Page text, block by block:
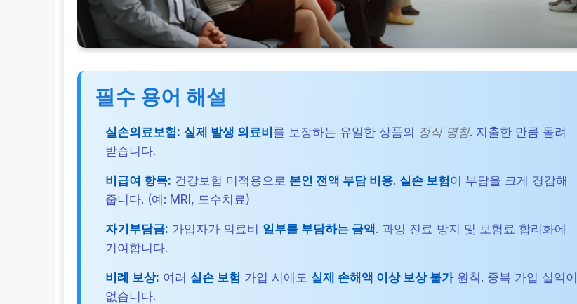
필수 용어 해설
실손의료보험: 실제 발생 의료비를 보장하는 유일한 상품의 정식 명칭. 지출한 만큼 돌려
받습니다.
비급여 항목: 건강보험 미적용으로 본인 전액 부담 비용. 실손 보험이 부담을 크게 경감해
줍니다. (예: MRI, 도수치료)
자기부담금: 가입자가 의료비 일부를 부담하는 금액. 과잉 진료 방지 및 보험료 합리화에
기여합니다.
비례 보상: 여러 실손 보험 가입 시에도 실제 손해액 이상 보상 불가원칙. 중복 가입 실익이
없습니다.